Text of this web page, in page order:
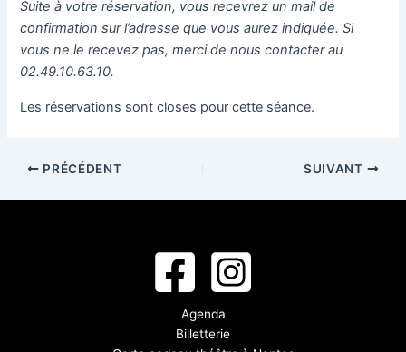
Suite à votre réservation, vous recevrez un mail de
confirmation sur l’adresse que vous aurez indiquée. Si
vous ne le recevez pas, merci de nous contacter au
02.49.10.63.10.
Les réservations sont closes pour cette séance.
PRÉCÉDENT SUIVANT
Agenda
Billetterie